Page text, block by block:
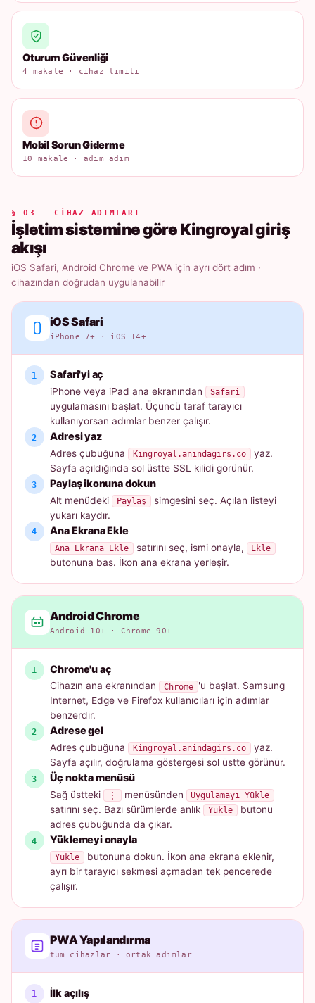
Oturum Güvenliği
4 makale · cihaz limiti
Mobil Sorun Giderme
10 makale · adım adım
§ 03 — CIHAZ ADIMLARI
İşletim sistemine göre Kingroyal giriş
akışı
iOS Safari, Android Chrome ve PWA için ayrı dört adım ·
cihazından doğrudan uygulanabilir
iOS Safari
iPhone 7+ · iOS 14+
Safari'yi aç
iPhone veya iPad ana ekranından Safari
uygulamasını başlat. Üçüncü taraf tarayıcı
kullanıyorsan adımlar benzer çalışır.
Adresi yaz
Adres çubuğuna Kingroyal.anindagirs.co
yaz.
Sayfa açıldığında sol üstte SSL kilidi görünür.
Paylaş ikonuna dokun
Alt menüdeki Paylaş
simgesini seç. Açılan listeyi
yukarı kaydır.
Ana Ekrana Ekle
Ana Ekrana Ekle satırını seç, ismi onayla, Ekle
butonuna bas. İkon ana ekrana yerleşir.
Android Chrome
Android 10+ · Chrome 90+
Chrome'u aç
Cihazın ana ekranından Chrome 'u başlat. Samsung
Internet, Edge ve Firefox kullanıcıları için adımlar
benzerdir.
Adrese gel
Adres çubuğuna Kingroyal.anindagirs.co
yaz.
Sayfa açılır, doğrulama göstergesi sol üstte görünür.
Üç nokta menüsü
Sağ üstteki ⋮ menüsünden Uygulamayı Yükle
satırını seç. Bazı sürümlerde anlık Yükle
butonu
adres çubuğunda da çıkar.
Yüklemeyi onayla
Yükle
butonuna dokun. İkon ana ekrana eklenir,
ayrı bir tarayıcı sekmesi açmadan tek pencerede
çalışır.
PWA Yapılandırma
tüm cihazlar · ortak adımlar
İlk açılış